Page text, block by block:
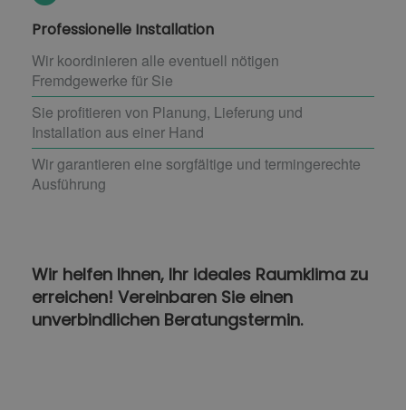
Professionelle Installation
Wir koordinieren alle eventuell nötigen
Fremdgewerke für Sie
Sie profitieren von Planung, Lieferung und
Installation aus einer Hand
Wir garantieren eine sorgfältige und termingerechte
Ausführung
Wir helfen Ihnen, Ihr ideales Raumklima zu
erreichen! Vereinbaren Sie einen
unverbindlichen Beratungstermin.